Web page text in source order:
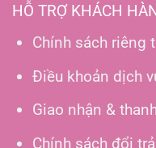
HỖ TRỢ KHÁCH
Chính sách riêng
Điều khoản dịch
Giao nhận &
Chính sách đổi